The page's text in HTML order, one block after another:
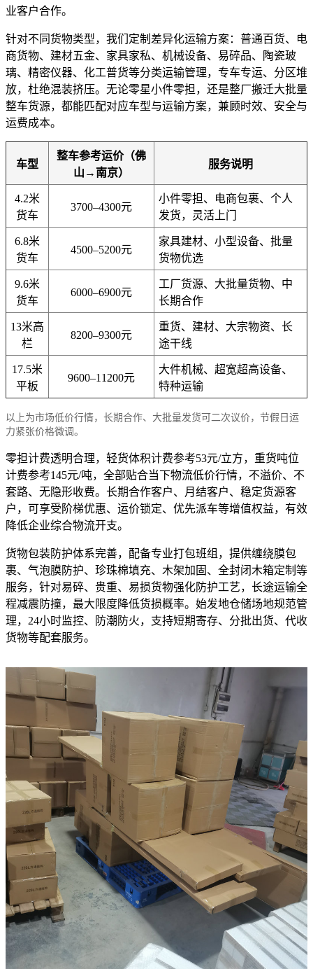
业客户合作。
针对不同货物类型，我们定制差异化运输方案：普通百货、电
商货物、建材五金、家具家私、机械设备、易碎品、陶瓷玻
璃、精密仪器、化工普货等分类运输管理，专车专运、分区堆
放，杜绝混装挤压。无论零星小件零担，还是整厂搬迁大批量
整车货源，都能匹配对应车型与运输方案，兼顾时效、安全与
运费成本。
车型
整车参考运价（佛
山→南京）
服务说明
4.2米
货车
3700–4300元
小件零担、电商包裹、个人
发货，灵活上门
6.8米
货车
4500–5200元
家具建材、小型设备、批量
货物优选
9.6米
货车
6000–6900元
工厂货源、大批量货物、中
长期合作
13米高
栏
8200–9300元
重货、建材、大宗物资、长
途干线
17.5米
平板
9600–11200元
大件机械、超宽超高设备、
特种运输
以上为市场低价行情，长期合作、大批量发货可二次议价，节假日运
力紧张价格微调。
零担计费透明合理，轻货体积计费参考53元/立方，重货吨位
计费参考145元/吨，全部贴合当下物流低价行情，不溢价、不
套路、无隐形收费。长期合作客户、月结客户、稳定货源客
户，可享受阶梯优惠、运价锁定、优先派车等增值权益，有效
降低企业综合物流开支。
货物包装防护体系完善，配备专业打包班组，提供缠绕膜包
裹、气泡膜防护、珍珠棉填充、木架加固、全封闭木箱定制等
服务，针对易碎、贵重、易损货物强化防护工艺，长途运输全
程减震防撞，最大限度降低货损概率。始发地仓储场地规范管
理，24小时监控、防潮防火，支持短期寄存、分批出货、代收
货物等配套服务。